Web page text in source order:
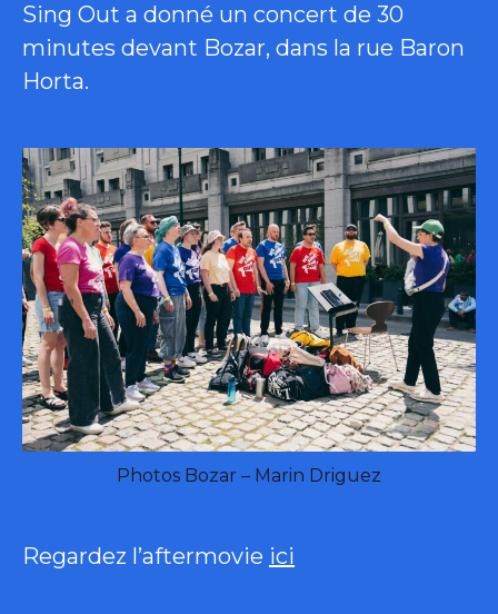
Sing Out a donné un concert de 30
minutes devant Bozar, dans la rue Baron
Horta.
Photos Bozar – Marin Driguez
Regardez l’aftermovie ici